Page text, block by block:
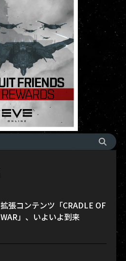
拡張コンテンツ「CRADLE OF
WAR」、いよいよ到来